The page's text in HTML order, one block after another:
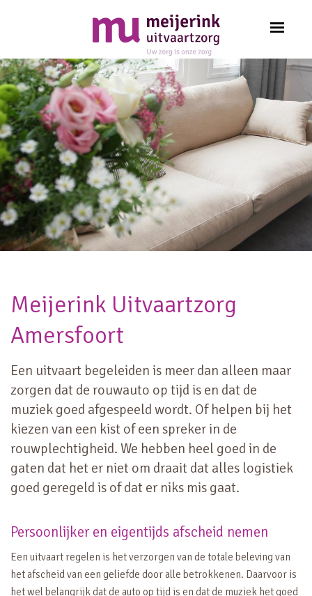
Meijerink Uitvaartzorg
Amersfoort
Een uitvaart begeleiden is meer dan alleen maar
zorgen dat de rouwauto op tijd is en dat de
muziek goed afgespeeld wordt. Of helpen bij het
kiezen van een kist of een spreker in de
rouwplechtigheid. We hebben heel goed in de
gaten dat het er niet om draait dat alles logistiek
goed geregeld is of dat er niks mis gaat.
Persoonlijker en eigentijds afscheid nemen
Een uitvaart regelen is het verzorgen van de totale beleving van
het afscheid van een geliefde door alle betrokkenen. Daarvoor is
het wel belangrijk dat de auto op tijd is en dat de muziek het goed